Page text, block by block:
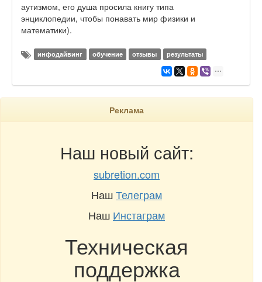
аутизмом, его душа просила книгу типа
энциклопедии, чтобы понавать мир физики и
математики).
инфодайвинг обучение отзывы результаты
Реклама
Наш новый сайт:
subretion.com
НашТелеграм
Наш Инстаграм
Техническая
поддержка